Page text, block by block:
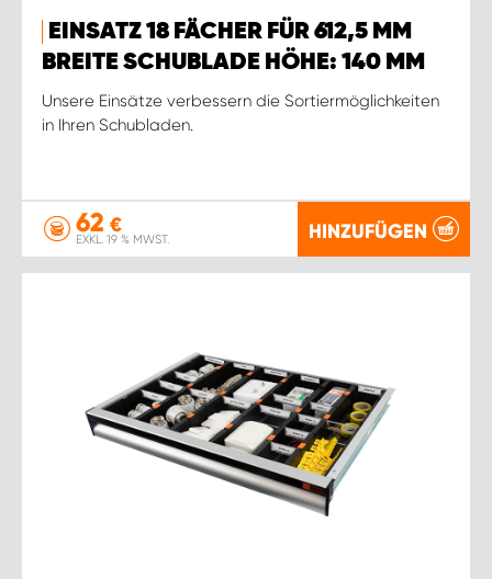
EINSATZ 18 FÄCHER FÜR 612,5 MM
BREITE SCHUBLADE HÖHE: 140 MM
Unsere Einsätze verbessern die Sortiermöglichkeiten
in Ihren Schubladen.
62 €
EXKL. 19 % MWST. HINZUFÜGEN